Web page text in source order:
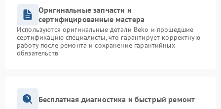
Оригинальные запчасти и
сертифицированные мастера
Используются оригинальные детали Beko и прошедшие
сертификацию специалисты, что гарантирует корректную
работу после ремонта и сохранение гарантийных
обязательств
Бесплатная диагностика и быстрый ремонт